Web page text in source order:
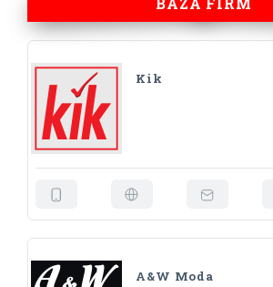
Kik
A&W Moda